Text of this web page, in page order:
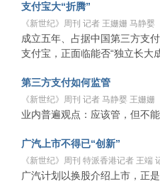
支付宝大“折腾”
《新世纪》周刊 记者 王姗姗 马静婴
成立五年、占据中国第三方支
支付宝，正面临能否“独立长大
第三方支付如何监管
《新世纪》周刊 记者 马静婴 王姗姗
业内普遍观点：应该管，但不
广汽上市不得已“创新”
《新世纪》周刊 特派香港记者 王端
广汽计划以换股介绍上市，正